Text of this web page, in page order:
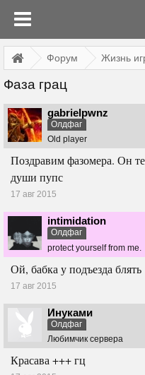
Форум Жизнь
Фаза грац
gabrielpwnz
Олдфаг
Old player
Поздравим фазомера. Он
души пупс
17 авг 2015
intimidation
Олдфаг
protect yourself from me.
Ой, бабка у подъезда блять
17 авг 2015
Инуками
Олдфаг
Любимчик сервера
Красава +++ гц